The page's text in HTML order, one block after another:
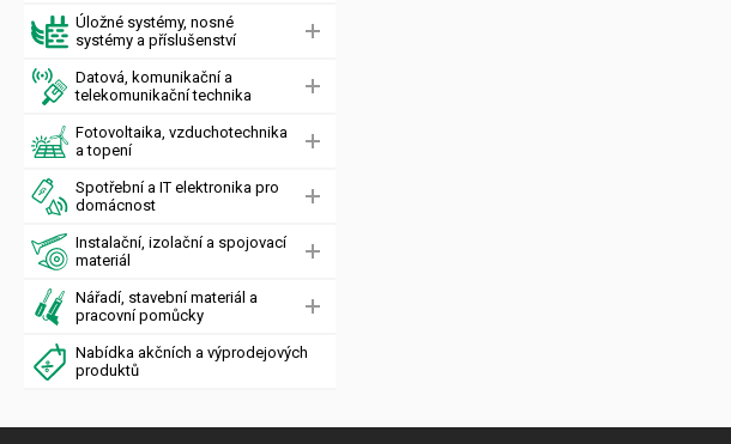
Úložné systémy, nosné
systémy a příslušenství
Datová, komunikační a
telekomunikační technika
Fotovoltaika, vzduchotechnika
a topení
Spotřební a IT elektronika pro
domácnost
Instalační, izolační a spojovací
materiál
Nářadí, stavební materiál a
pracovní pomůcky
Nabídka akčních a výprodejových
produktů